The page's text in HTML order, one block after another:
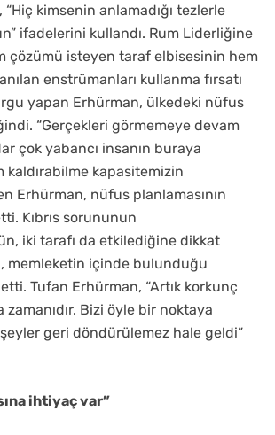
kimsenin anlamadığı tezlerle
ifadelerini kullandı. Rum Liderliğine
çözümü isteyen taraf elbisesinin hem
enstrümanları kullanma fırsatı
yapan Erhürman, ülkedeki nüfus
“Gerçekleri görmemeye devam
çok yabancı insanın buraya
kaldırabilme kapasitemizin
Erhürman, nüfus planlamasının
Kıbrıs sorununun
iki tarafı da etkilediğine dikkat
memleketin içinde bulunduğu
Tufan Erhürman, “Artık korkunç
Bizi öyle bir noktaya
geri döndürülemez hale geldi”
ihtiyaç var”